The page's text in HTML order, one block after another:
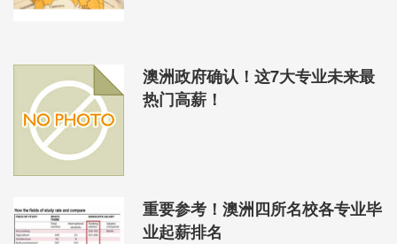
澳洲政府确认！这7大专业未来最
热门高薪！
重要参考！澳洲四所名校各专业毕
业起薪排名